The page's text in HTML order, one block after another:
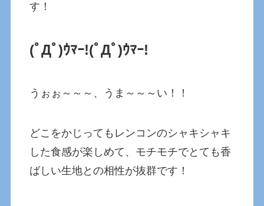
す！
(ﾟДﾟ)ｳﾏｰ!(ﾟДﾟ)ｳﾏｰ!
うぉぉ～～～、うま～～～い！！
どこをかじってもレンコンのシャキシャキ
した食感が楽しめて、モチモチでとても香
ばしい生地との相性が抜群です！